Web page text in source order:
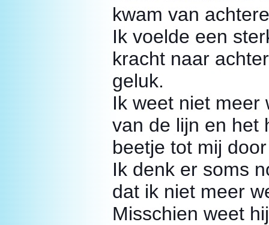
kwam van
Ik voelde een
kracht naar
geluk.
Ik weet niet meer
van de lijn en het
beetje tot mij
Ik denk er soms
dat ik niet meer
Misschien weet